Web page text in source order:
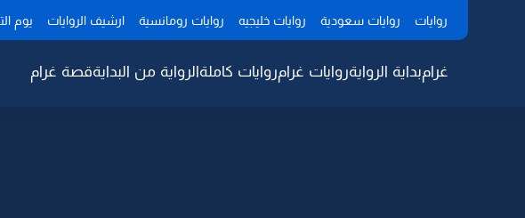
روايات روايات سعودية روايات خليجيه روايات رومانسية ارشيف الروايات يوم
غرامبداية الروايةروايات غرامروايات كاملةالرواية من البدايةقصة غرام